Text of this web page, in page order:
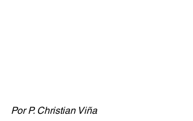
Por P. Christian Viña